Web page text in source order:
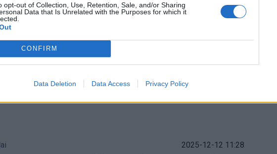
opt-out of Collection, Use, Retention, Sale, and/or Sharing
Data that Is Unrelated with the Purposes for which it
CONFIRM
Data Deletion Data Access Privacy Policy
Sniečkus metus vaikščios su apykoje:
ne visi suluošinti gyvūnai
(2)
2025-12-12 11:28